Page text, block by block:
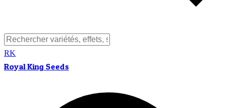
RK
Royal King Seeds